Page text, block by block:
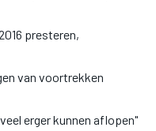
presteren,
van voortrekken
erger kunnen aflopen"